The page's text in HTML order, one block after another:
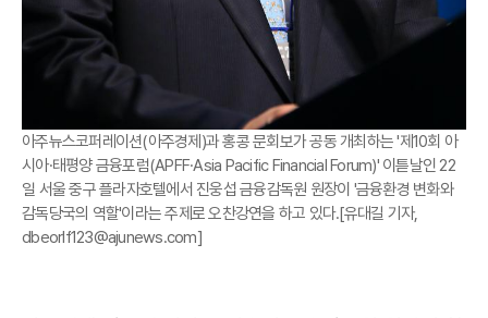
아주뉴스코퍼레이션(아주경제)과 홍콩 문회보가 공동 개최하는 '제10회 아
시아·태평양 금융포럼(APFF·Asia Pacific Financial Forum)' 이튿날인 22
일 서울 중구 플라자호텔에서 진웅섭 금융감독원 원장이 '금융환경 변화와
감독당국의 역할'이라는 주제로 오찬강연을 하고 있다.[유대길 기자,
dbeorlf123@ajunews.com]